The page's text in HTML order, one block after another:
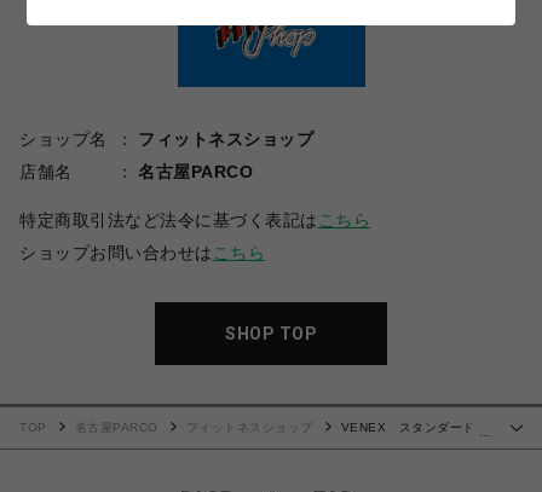
ショップ名
フィットネスショップ
店舗名
名古屋PARCO
特定商取引法など法令に基づく表記は こちら
ショップお問い合わせは こちら
SHOP TOP
TOP 名古屋PARCO フィットネスショップ
VENEX スタンダードド